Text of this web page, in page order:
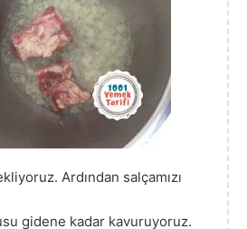
Ardından salçamızı
gidene kadar kavuruyoruz.